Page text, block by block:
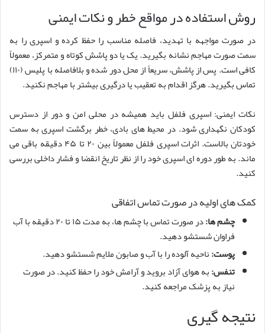
روش استفاده در مواقع خطر و نکات ایمنی
در صورت مواجهه با تهدید، فاصله مناسب را حفظ کرده و اسپری را به
سمت صورت مهاجم نشانه بگیرید. یک یا دو پاشش کوتاه و متمرکز، معمولاً
کافی است. پس از پاشش، سریعاً از محل دور شده و بلافاصله با پلیس (۱۱۰)
تماس بگیرید. هرگز اقدام به تعقیب یا درگیری بیشتر با مهاجم نکنید.
نکات ایمنی: اسپری فلفل باید همیشه در محلی امن و دور از دسترس
کودکان نگهداری شود. در محیط های بادی، خطر برگشت اسپری به سمت
خودتان بالاست. اثرات اسپری فلفل معمولاً بین ۲۰ تا ۴۵ دقیقه باقی می
ماند. به طور دوره ای اسپری خود را از نظر تاریخ انقضا و فشار داخلی بررسی
کنید.
کمک های اولیه در صورت تماس اتفاقی
چشم ها:
در صورت تماس با چشم ها، به مدت ۱۵ تا ۲۰ دقیقه با آب
فراوان شستشو دهید.
پوست:ناحیه آلوده را با آب و صابون ملایم شستشو دهید.
تنفس:به هوای آزاد بروید و آرامش خود را حفظ کنید. در صورت
نیاز به پزشک مراجعه کنید.
نتیجه گیری